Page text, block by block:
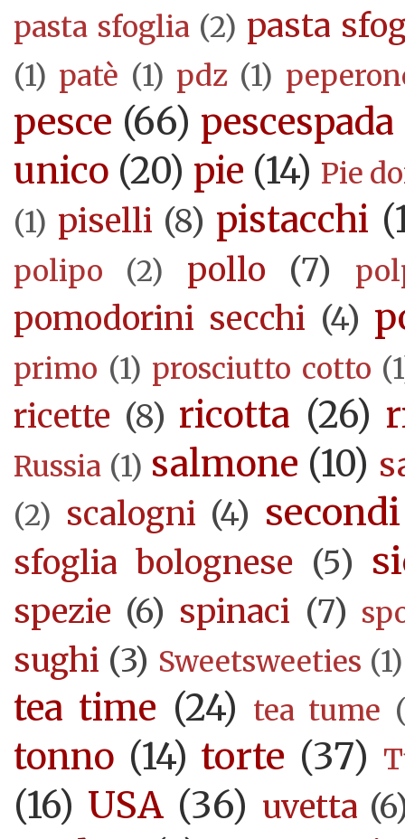
pasta sfoglia (2) pasta
(1) patè (1) pdz (1)
pesce (66) pescespada
unico (20) pie (14) Pie
(1) piselli (8) pistacchi
polipo (2) pollo (7)
pomodorini secchi (4)
primo (1) prosciutto cotto
ricette (8) ricotta (26)
Russia (1) salmone (10)
(2) scalogni (4) secondi
sfoglia bolognese (5)
spezie (6) spinaci (7)
sughi (3) Sweetsweeties (1)
tea time (24) tea tume
tonno (14) torte (37)
(16) USA (36) uvetta